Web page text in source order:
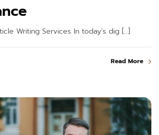
Writing Services In today’s dig […]
Read More